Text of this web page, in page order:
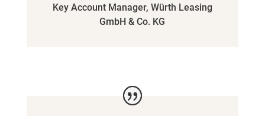
Key Account Manager, Würth Leasing
GmbH & Co. KG